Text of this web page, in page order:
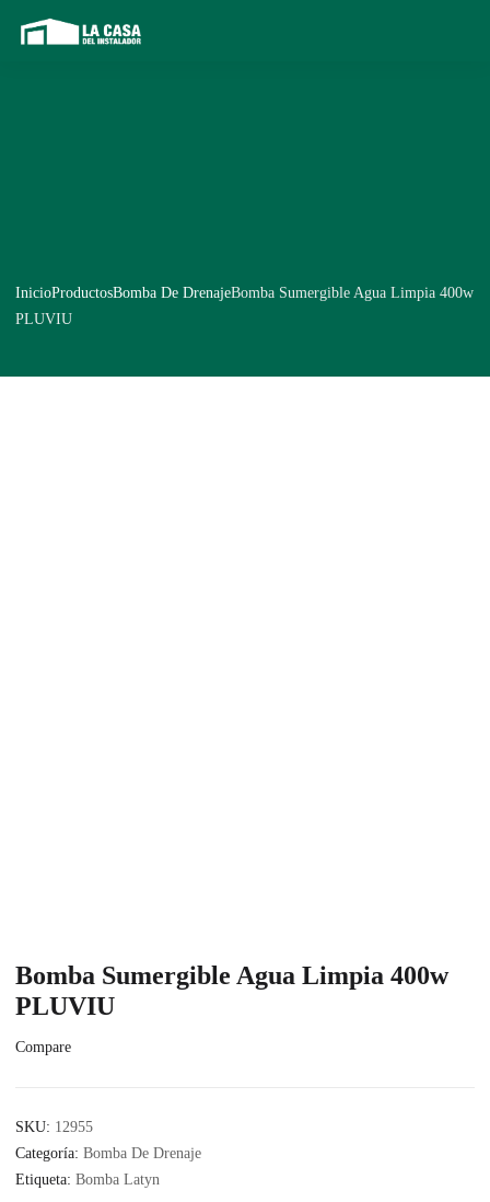
InicioProductosBomba De DrenajeBomba Sumergible Agua Limpia 400w
PLUVIU
Bomba Sumergible Agua Limpia 400w
PLUVIU
Compare
SKU: 12955
Categoría: Bomba De Drenaje
Etiqueta: Bomba Latyn